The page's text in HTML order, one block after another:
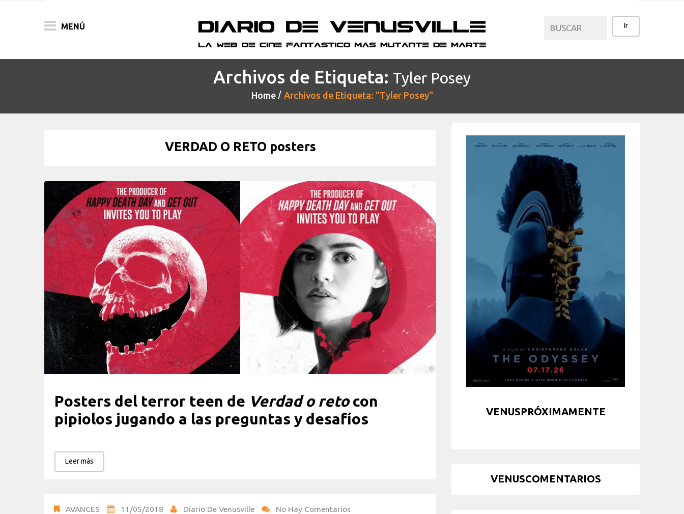
MENÚ
Archivos de Etiqueta: Tyler Posey
Home Archivos de Etiqueta: "Tyler Posey"
VERDAD O RETO posters
Posters del terror teen de Verdad o retocon
pipiolos jugando a las preguntas y desafíos
Leer más
AVANCES 11/05/2018 Diario De Venusville
No Hay Comentarios
VENUSPRÓXIMAMENTE
VENUSCOMENTARIOS